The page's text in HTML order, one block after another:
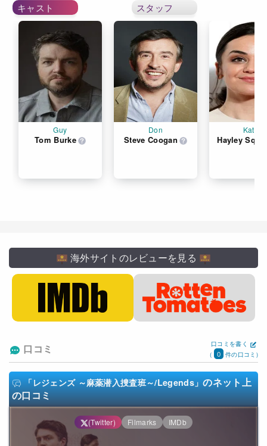
キャスト スタッフ
Guy
Tom Burke
Don
Steve Coogan
Kate
Hayley
海外サイトのレビューを見る
口コミ
口コミを書く
(
0 件の口コミ)
「レジェンズ ～麻薬潜入捜査班～/Legends」のネット上
の口コミ
(Twitter) Filmarks IMDb